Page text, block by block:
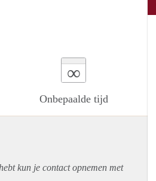
∞
Onbepaalde tijd
kun je contact opnemen met